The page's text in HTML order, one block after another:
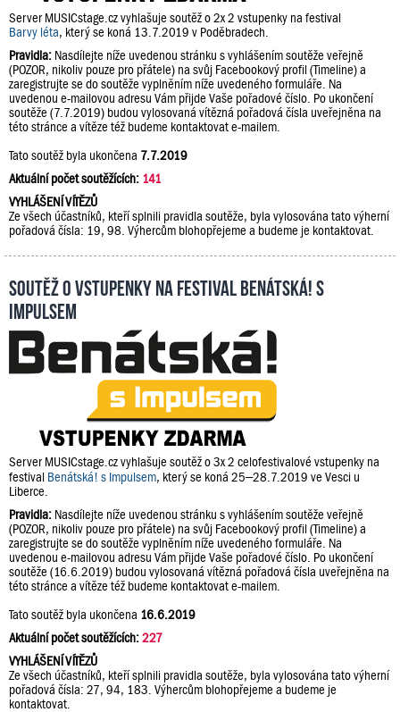
Server MUSICstage.cz vyhlašuje soutěž o 2x 2 vstupenky na festival
Barvy léta, který se koná 13.7.2019 v Poděbradech.
Pravidla: Nasdílejte níže uvedenou stránku s vyhlášením soutěže veřejně
(POZOR, nikoliv pouze pro přátele) na svůj Facebookový profil (Timeline) a
zaregistrujte se do soutěže vyplněním níže uvedeného formuláře. Na
uvedenou e-mailovou adresu Vám přijde Vaše pořadové číslo. Po ukončení
soutěže (7.7.2019) budou vylosovaná vítězná pořadová čísla uveřejněna na
této stránce a vítěze též budeme kontaktovat e-mailem.
Tato soutěž byla ukončena 7.7.2019
Aktuální počet soutěžících: 141
VYHLÁŠENÍ VÍTĚZŮ
Ze všech účastníků, kteří splnili pravidla soutěže, byla vylosována tato výherní
pořadová čísla: 19, 98. Výhercům blohopřejeme a budeme je kontaktovat.
Soutěž o vstupenky na festival Benátská! s
Impulsem
Server MUSICstage.cz vyhlašuje soutěž o 3x 2 celofestivalové vstupenky na
festival Benátská! s Impulsem, který se koná 25–28.7.2019 ve Vesci u
Liberce.
Pravidla: Nasdílejte níže uvedenou stránku s vyhlášením soutěže veřejně
(POZOR, nikoliv pouze pro přátele) na svůj Facebookový profil (Timeline) a
zaregistrujte se do soutěže vyplněním níže uvedeného formuláře. Na
uvedenou e-mailovou adresu Vám přijde Vaše pořadové číslo. Po ukončení
soutěže (16.6.2019) budou vylosovaná vítězná pořadová čísla uveřejněna na
této stránce a vítěze též budeme kontaktovat e-mailem.
Tato soutěž byla ukončena 16.6.2019
Aktuální počet soutěžících:227
VYHLÁŠENÍ VÍTĚZŮ
Ze všech účastníků, kteří splnili pravidla soutěže, byla vylosována tato výherní
pořadová čísla: 27, 94, 183. Výhercům blohopřejeme a budeme je
kontaktovat.